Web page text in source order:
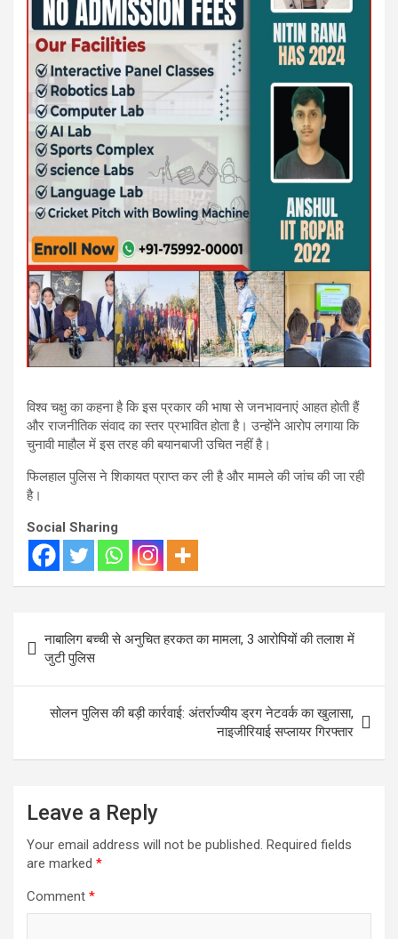
विश्व चक्षु का कहना है कि इस प्रकार की भाषा से जनभावनाएं आहत होती हैं
और राजनीतिक संवाद का स्तर प्रभावित होता है। उन्होंने आरोप लगाया कि
चुनावी माहौल में इस तरह की बयानबाजी उचित नहीं है।
फिलहाल पुलिस ने शिकायत प्राप्त कर ली है और मामले की जांच की जा रही
है।
Social Sharing
navigation
नाबालिग बच्ची से अनुचित हरकत का मामला, 3 आरोपियों की तलाश में
जुटी पुलिस
सोलन पुलिस की बड़ी कार्रवाई: अंतर्राज्यीय ड्रग नेटवर्क का खुलासा,
नाइजीरियाई सप्लायर गिरफ्तार
Leave a Reply
Your email address will not be published. Required fields
are marked *
Comment *